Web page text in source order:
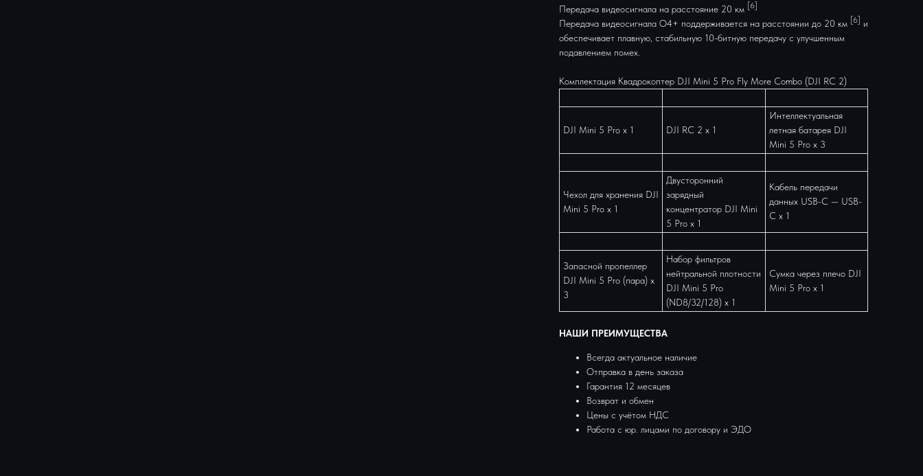
Передача видеосигнала на расстояние 20 км [6]
Передача видеосигнала O4+ поддерживается на расстоянии до 20 км [6]
и
обеспечивает плавную, стабильную 10-битную передачу с улучшенным
подавлением помех.
Комплектация Квадрокоптер DJI Mini 5 Pro Fly More Combo (DJI RC 2)
DJI Mini 5 Pro x 1 DJI RC 2 x 1
Интеллектуальная
летная батарея DJI
Mini 5 Pro x 3
Чехол для хранения DJI
Mini 5 Pro x 1
Двусторонний
зарядный
концентратор DJI Mini
5 Pro x 1
Кабель передачи
данных USB-C — USB-
C x 1
Запасной пропеллер
DJI Mini 5 Pro (пара) x
3
Набор фильтров
нейтральной плотности
DJI Mini 5 Pro
(ND8/32/128) x 1
Сумка через плечо DJI
Mini 5 Pro x 1
НАШИ ПРЕИМУЩЕСТВА
Всегда актуальное наличие
Отправка в день заказа
Гарантия 12 месяцев
Возврат и обмен
Цены c учётом НДС
Работа с юр. лицами по договору и ЭДО